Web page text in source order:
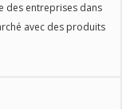
des entreprises dans
avec des produits